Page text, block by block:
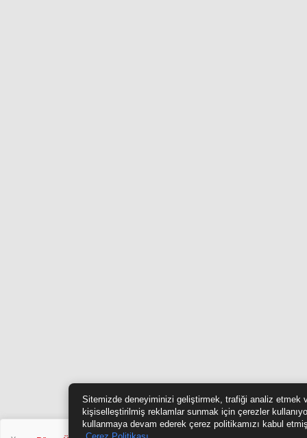
Sitemizde deneyiminizi geliştirmek, trafiği analiz etmek
kişiselleştirilmiş reklamlar sunmak için çerezler
kullanmaya devam ederek çerez politikamızı kabul